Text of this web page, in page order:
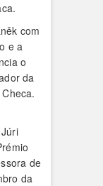
com
e a
o
da
de
da